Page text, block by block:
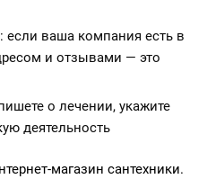
если ваша компания есть в
и отзывами — это
о лечении, укажите
деятельность
магазин сантехники.